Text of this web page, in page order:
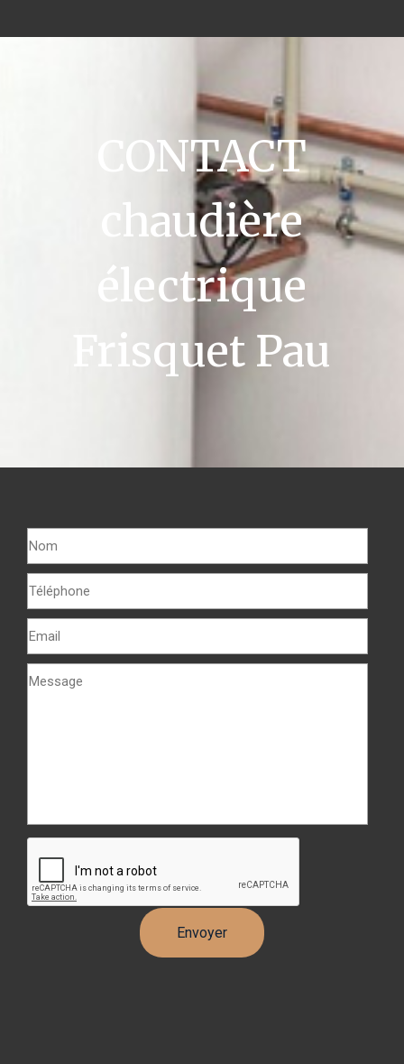
CONTACT
chaudière
électrique
Frisquet Pau